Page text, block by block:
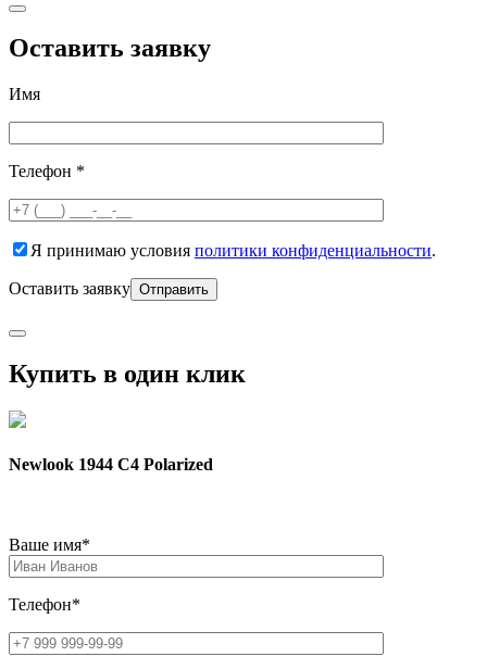
Оставить заявку
Имя
Телефон *
Я принимаю условия политики конфиденциальности.
Оставить заявку
Купить в один клик
Newlook 1944 C4 Polarized
Ваше имя*
Телефон*